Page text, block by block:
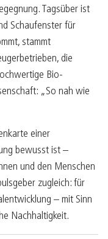
Tagsüber ist
Schaufenster für
stammt
die
Bio-
„So nah wie
einer
bewusst ist –
und den Menschen
zugleich: für
– mit Sinn
Nachhaltigkeit.